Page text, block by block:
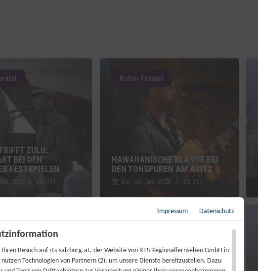
ZULU:
BEI DEN
FESTSPIELEN
2026 231
HAWAIIANISCHE KLÄNGE BEI
DEN TONSPUREN AM ASITZ
Do., 30. Juli. 2026 // 297
Kultur Format
Impressum Datenschutz
Besuch auf rts-salzburg.at, der Website von RTS Regionalfernsehen GmbH in
Technologien von Partnern (2), um unsere Dienste bereitzustellen. Dazu